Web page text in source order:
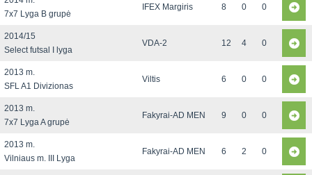
7x7 Lyga B grupė
IFEX Margiris 8 0 0
2014/15
Select futsal I lyga
VDA-2 12 4 0
2013 m.
SFL A1 Divizionas
Viltis 6 0 0
2013 m.
7x7 Lyga A grupė
Fakyrai-AD MEN 9 0 0
2013 m.
Vilniaus m. III Lyga
Fakyrai-AD MEN 6 2 0